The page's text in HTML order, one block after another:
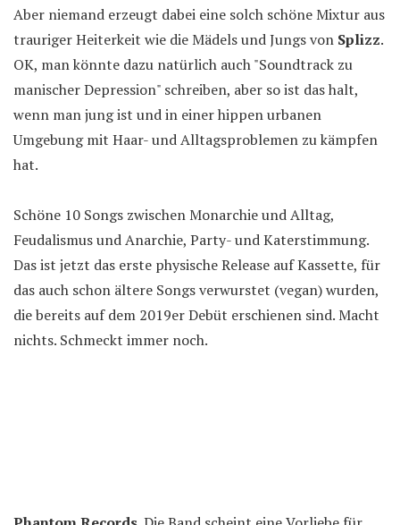
Aber niemand erzeugt dabei eine solch schöne Mixtur aus
trauriger Heiterkeit wie die Mädels und Jungs von Splizz.
OK, man könnte dazu natürlich auch "Soundtrack zu
manischer Depression" schreiben, aber so ist das halt,
wenn man jung ist und in einer hippen urbanen
Umgebung mit Haar- und Alltagsproblemen zu kämpfen
hat.
Schöne 10 Songs zwischen Monarchie und Alltag,
Feudalismus und Anarchie, Party- und Katerstimmung.
Das ist jetzt das erste physische Release auf Kassette, für
das auch schon ältere Songs verwurstet (vegan) wurden,
die bereits auf dem 2019er Debüt erschienen sind. Macht
nichts. Schmeckt immer noch.